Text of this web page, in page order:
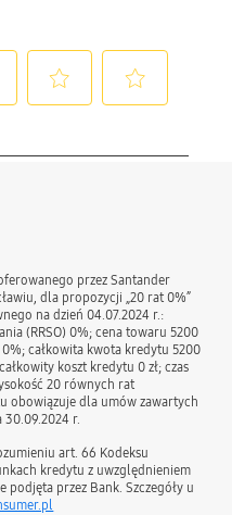
przez Santander
dla propozycji „20 rat 0%”
na dzień 04.07.2024 r.:
(RRSO) 0%; cena towaru 5200
całkowita kwota kredytu 5200
koszt kredytu 0 zł; czas
20 równych rat
obowiązuje dla umów zawartych
30.09.2024 r.
art. 66 Kodeksu
kredytu z uwzględnieniem
przez Bank. Szczegóły u